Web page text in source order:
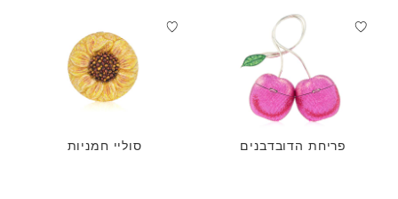
פריחת הדובדבנים סוליי חמניות